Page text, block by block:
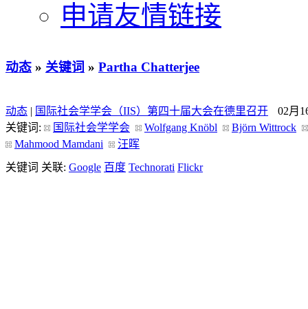
申请友情链接
动态 » 关键词 » Partha Chatterjee
动态 | 国际社会学学会（IIS）第四十届大会在德里召开
02月
关键词:
国际社会学学会 Wolfgang Knöbl
Björn Wittrock
Mahmood Mamdani
汪晖
关键词 关联: Google 百度 Technorati Flickr